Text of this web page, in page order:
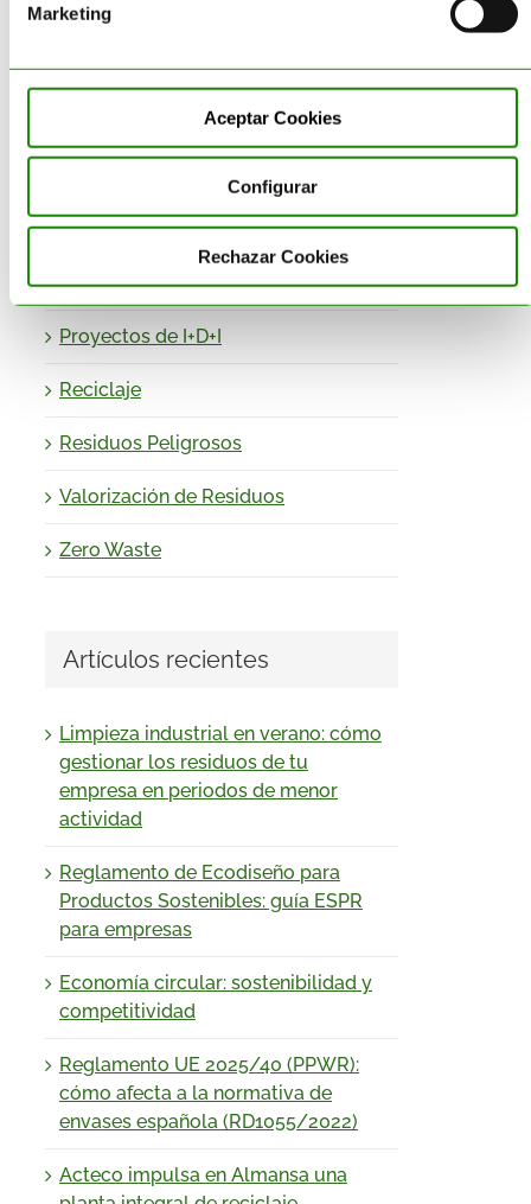
Marketing
Aceptar Cookies
Configurar
Rechazar Cookies
Equipamiento – Almacén de
Gestión de Residuos
Impresión 3D sostenible
Obligaciones- Normativa
Medioambiental
Productos
Proyectos de I+D+I
Reciclaje
Residuos Peligrosos
Valorización de Residuos
Zero Waste
Artículos recientes
Limpieza industrial en verano: cómo
gestionar los residuos de tu
empresa en periodos de menor
actividad
Reglamento de Ecodiseño para
Productos Sostenibles: guía ESPR
para empresas
Economía circular: sostenibilidad y
competitividad
Reglamento UE 2025/40 (PPWR):
cómo afecta a la normativa de
envases española (RD1055/2022)
Acteco impulsa en Almansa una